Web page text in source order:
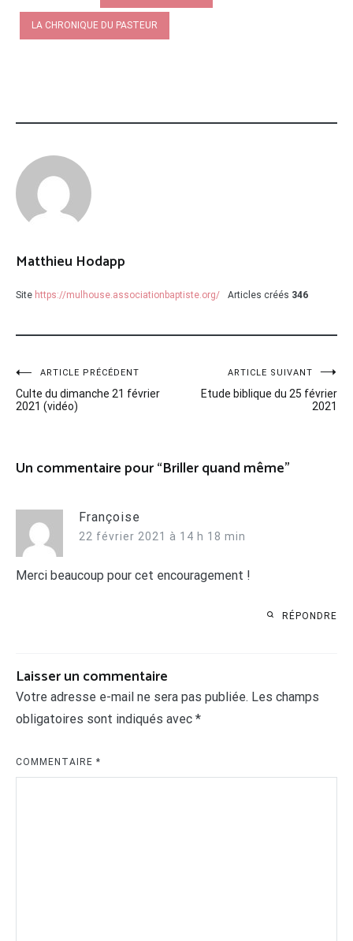
LA CHRONIQUE DU PASTEUR
Matthieu Hodapp
Site https://mulhouse.associationbaptiste.org/ Articles créés 346
Navigation
de
ARTICLE PRÉCÉDENT
Culte du dimanche 21 février
2021 (vidéo)
ARTICLE SUIVANT
Etude biblique du 25 février
2021
Un commentaire pour “Briller quand même”
Françoise
22 février 2021 à 14 h 18 min
Merci beaucoup pour cet encouragement !
RÉPONDRE
Laisser un commentaire
Votre adresse e-mail ne sera pas publiée. Les champs
obligatoires sont indiqués avec *
COMMENTAIRE *